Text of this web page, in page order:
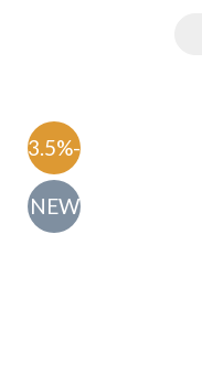
-63.5%
NEW